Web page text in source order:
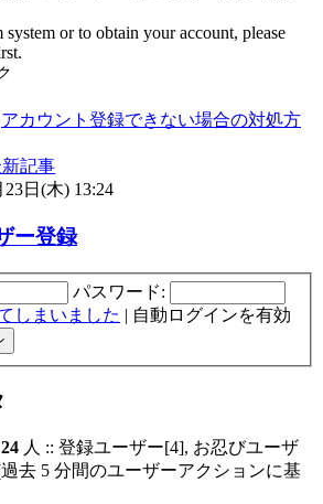
system or to obtain your account, please
アカウント登録できない場合の対処方
記事
23日(木) 13:24
ー登録
パスワード:
しまいました | 自動ログインを有効
24 人 :: 登録ユーザー[4], お忍びユーザ
去 5 分間のユーザーアクションに基